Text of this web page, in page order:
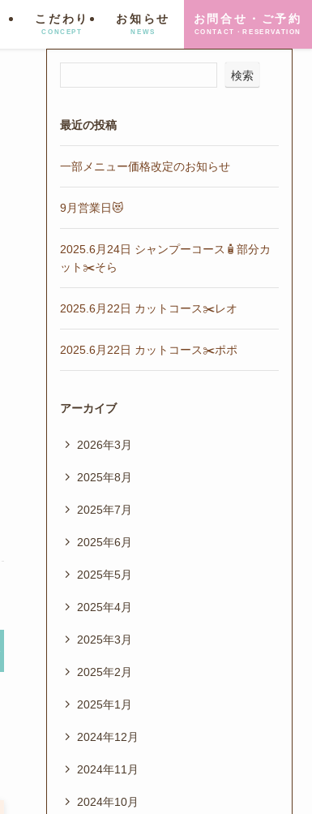
こだわり
CONCEPT
お知らせ
NEWS
お問合せ・ご予約
CONTACT・RESERVATION
検索
最近の投稿
一部メニュー価格改定のお知らせ
9月営業日😻
2025.6月24日 シャンプーコース🧴部分カ
ット✂️そら
2025.6月22日 カットコース✂️レオ
2025.6月22日 カットコース✂️ポポ
アーカイブ
2026年3月
2025年8月
2025年7月
2025年6月
2025年5月
2025年4月
2025年3月
2025年2月
2025年1月
2024年12月
2024年11月
2024年10月